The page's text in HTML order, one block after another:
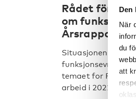
Den
När
du
att
Rådet för
om
Årsrapport
Situasjonen til
funksjonsevne i
temaet for
arbeid i 2022. An